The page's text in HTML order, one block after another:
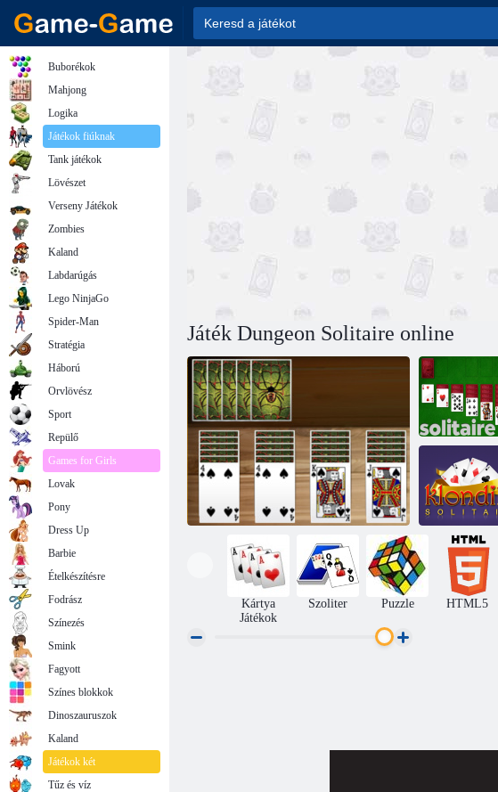
Játék Dungeon Solitaire online
Szoliter
Solitaire Quest
klondike
Kártya
Játékok
Szoliter Puzzle HTML5
Buborékok
Mahjong
Logika
Játékok fiúknak
Tank játékok
Lövészet
Verseny Játékok
Zombies
Kaland
Labdarúgás
Lego NinjaGo
Spider-Man
Stratégia
Háború
Orvlövész
Sport
Repülő
Games for Girls
Lovak
Pony
Dress Up
Barbie
Ételkészítésre
Fodrász
Színezés
Smink
Fagyott
Színes blokkok
Dinoszauruszok
Kaland
Játékok két
Tűz és víz